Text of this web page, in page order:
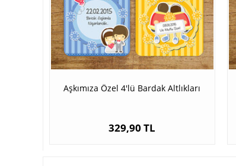
Aşkımıza Özel 4'lü Bardak Altlıkları
329,90 TL